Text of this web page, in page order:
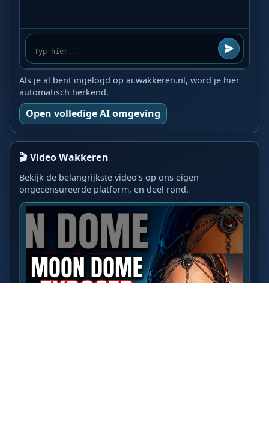
Als je al bent ingelogd op ai.wakkeren.nl, word je hier
automatisch herkend.
Open volledige AI omgeving
🎬 Video Wakkeren
Bekijk de belangrijkste video’s op ons eigen
ongecensureerde platform, en deel rond.